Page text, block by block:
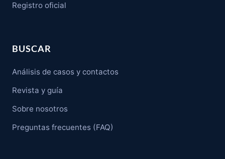
Registro oficial
BUSCAR
Análisis de casos y contactos
Revista y guía
Sobre nosotros
Preguntas frecuentes (FAQ)